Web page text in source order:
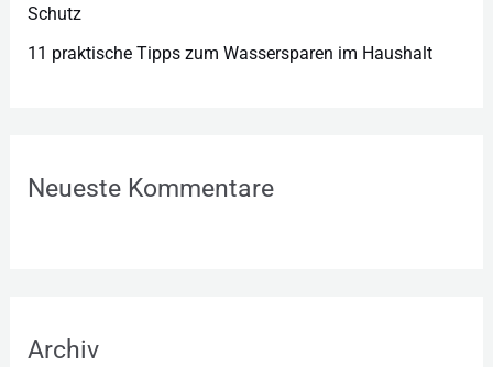
Schutz
11 praktische Tipps zum Wassersparen im Haushalt
Neueste Kommentare
Archiv